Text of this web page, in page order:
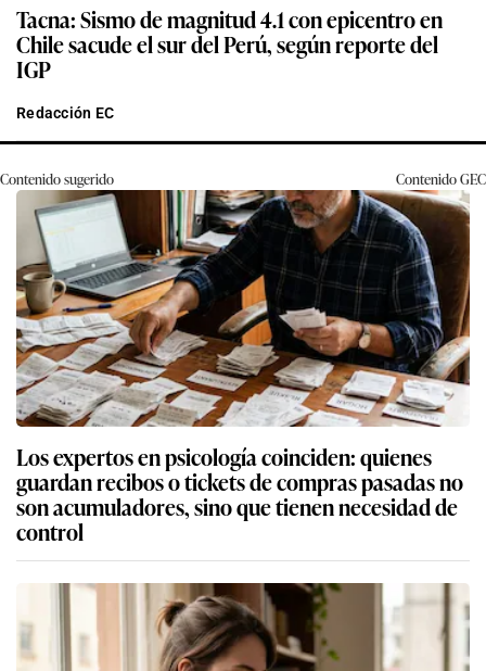
Tacna: Sismo de magnitud 4.1 con epicentro en
Chile sacude el sur del Perú, según reporte del
IGP
Redacción EC
Contenido sugerido ContenidoGEC
Los expertos en psicología coinciden: quienes
guardan recibos o tickets de compras pasadas no
son acumuladores, sino que tienen necesidad de
control